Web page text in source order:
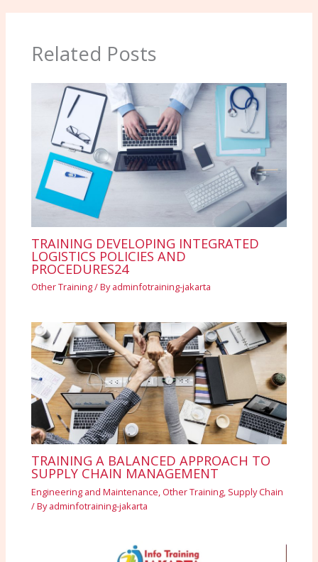
Related Posts
TRAINING DEVELOPING INTEGRATED
LOGISTICS POLICIES AND
PROCEDURES24
Other Training/ Byadminfotraining-jakarta
TRAINING A BALANCED APPROACH TO
SUPPLY CHAIN MANAGEMENT
Engineering and Maintenance, Other Training, Supply Chain
/ Byadminfotraining-jakarta